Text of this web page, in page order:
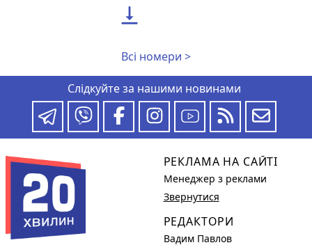

Всі номери >
Слідкуйте за нашими новинами
РЕКЛАМА НА САЙТІ
Менеджер з реклами
Звернутися
РЕДАКТОРИ
Вадим Павлов